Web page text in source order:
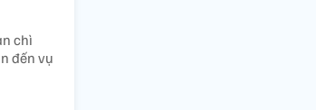
chì
đến vụ